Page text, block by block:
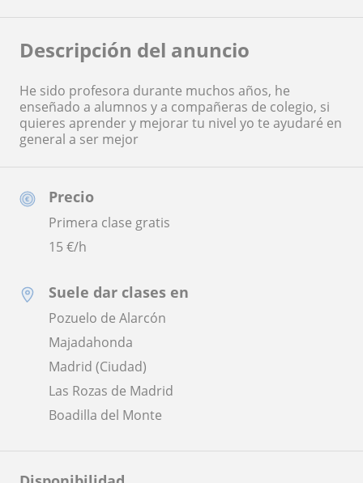
Precio
Primera clase gratis
15€/h
Suele dar clases en
Pozuelo de Alarcón
Majadahonda
Madrid (Ciudad)
Las Rozas de Madrid
Boadilla del Monte
Descripción del anuncio
He sido profesora durante muchos años, he
enseñado a alumnos y a compañeras de colegio, si
quieres aprender y mejorar tu nivel yo te ayudaré en
general a ser mejor